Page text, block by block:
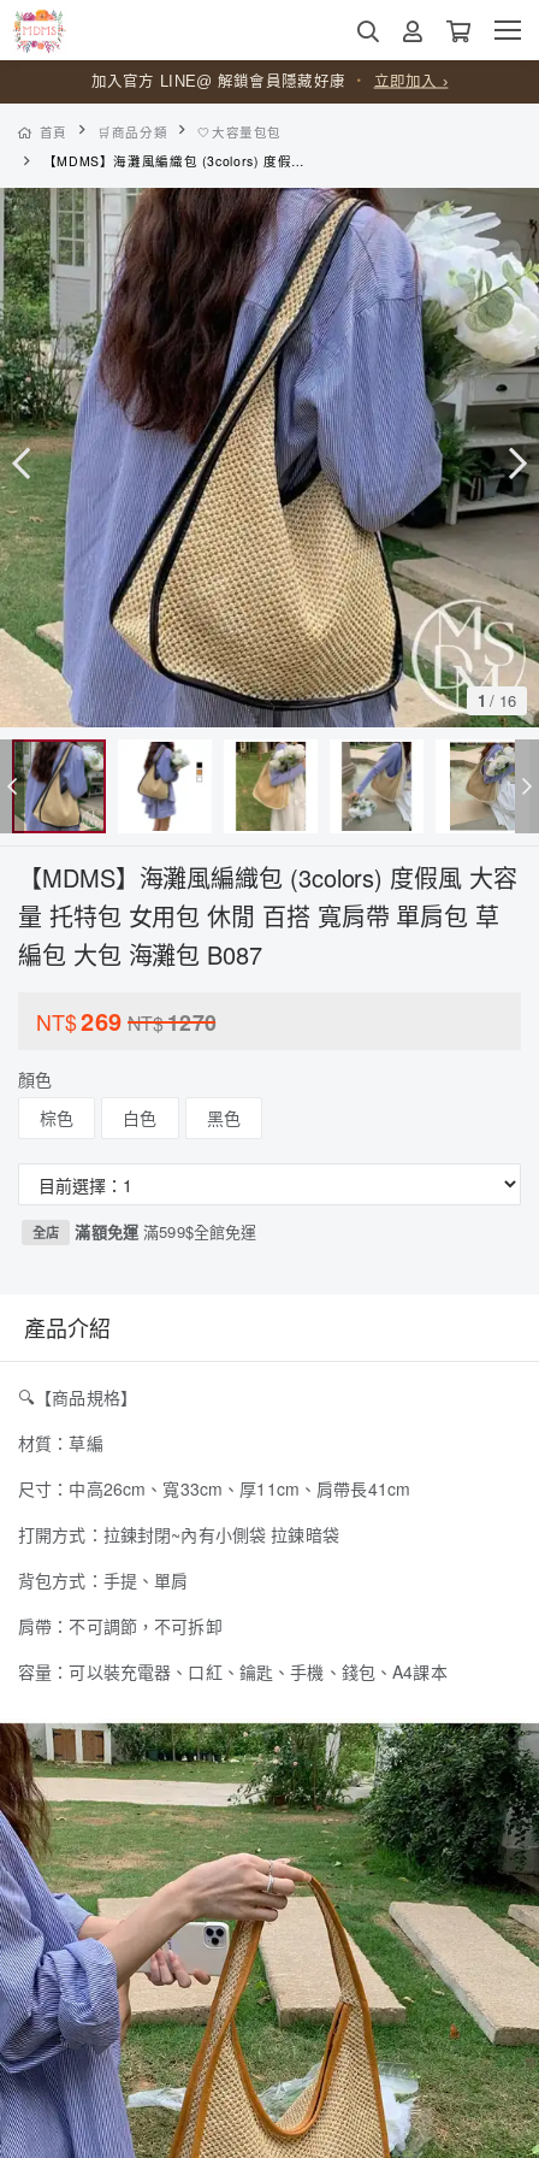
加入官方 LINE@ 解鎖會員隱藏好康 ・ 立即加入 ›
首頁 🛒商品分類
🤍大容量包包
【MDMS】海灘風編織包 (3colors) 度假風 大容量 托特包 女用包 休閒 百搭 寬肩帶 單肩包 草編包 大包 海灘包 B087
1 / 16
【MDMS】海灘風編織包 (3colors) 度假風 大容
量 托特包 女用包 休閒 百搭 寬肩帶 單肩包 草
編包 大包 海灘包 B087
NT$269 NT$1270
顏色
棕色
白色 黑色
全店 滿額免運滿599$全館免運
產品介紹
🔍 【商品規格】
材質：草編
尺寸：中高26cm、寬33cm、厚11cm、肩帶長41cm
打開方式：拉鍊封閉~內有小側袋 拉鍊暗袋
背包方式：手提、單肩
肩帶：不可調節，不可拆卸
容量：可以裝充電器、口紅、鑰匙、手機、錢包、A4課本